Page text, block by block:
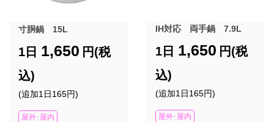
寸胴鍋 15L
1日 1,650 円(税
込)
(追加1日165円)
屋外･屋内
IH対応 両手鍋 7.9L
1日 1,650 円(税
込)
(追加1日165円)
屋外･屋内